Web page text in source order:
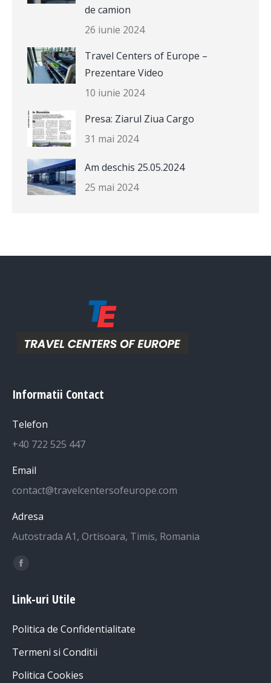
de camion
26 iunie 2024
Travel Centers of Europe –
Prezentare Video
10 iunie 2024
Presa: Ziarul Ziua Cargo
31 mai 2024
Am deschis 25.05.2024
25 mai 2024
Informatii Contact
Telefon
+40 722 525 447
Email
contact@travelcentersofeurope.com
Adresa
Autostrada A1, Ortisoara, Timis, Romania
Find us on:
Facebook
opens
new
window
Link-uri Utile
Politica de Confidentialitate
Termeni si Conditii
Politica Cookies